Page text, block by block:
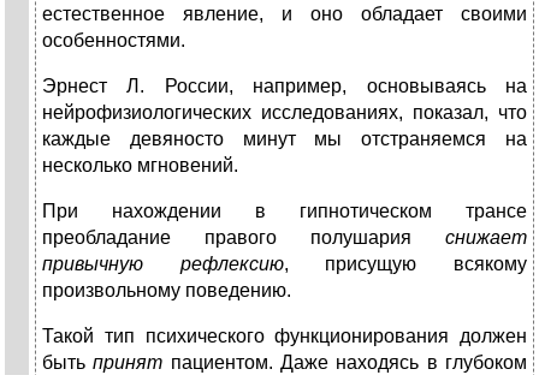
естественное явление, и оно обладает своими
особенностями.
Эрнест Л. России, например, основываясь на
нейрофизиологических исследованиях, показал, что
каждые девяносто минут мы отстраняемся на
несколько мгновений.
При нахождении в гипнотическом трансе
преобладание правого полушария снижает
привычную рефлексию, присущую всякому
произвольному поведению.
Такой тип психического функционирования должен
бытьпринят пациентом. Даже находясь в глубоком